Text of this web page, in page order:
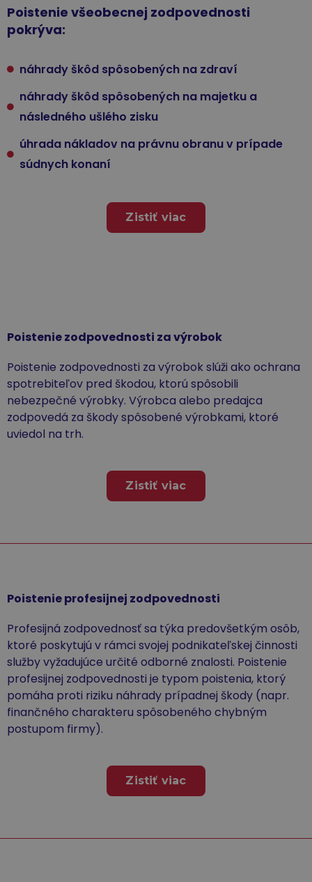
Poistenie všeobecnej zodpovednosti
pokrýva:
náhrady škôd spôsobených na zdraví
náhrady škôd spôsobených na majetku a
následného ušlého zisku
úhrada nákladov na právnu obranu v prípade
súdnych konaní
Zistiť viac
Poistenie zodpovednosti za výrobok
Poistenie zodpovednosti za výrobok slúži ako ochrana
spotrebiteľov pred škodou, ktorú spôsobili
nebezpečné výrobky. Výrobca alebo predajca
zodpovedá za škody spôsobené výrobkami, ktoré
uviedol na trh.
Zistiť viac
Poistenie profesijnej zodpovednosti
Profesijná zodpovednosť sa týka predovšetkým osôb,
ktoré poskytujú v rámci svojej podnikateľskej činnosti
služby vyžadujúce určité odborné znalosti. Poistenie
profesijnej zodpovednosti je typom poistenia, ktorý
pomáha proti riziku náhrady prípadnej škody (napr.
finančného charakteru spôsobeného chybným
postupom firmy).
Zistiť viac